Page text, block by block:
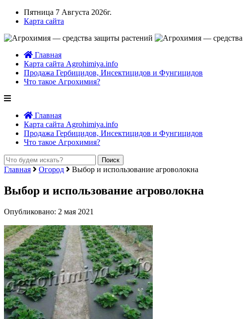
Пятница 7 Августа 2026г.
Карта сайта
Главная
Карта сайта Agrohimiya.info
Продажа Гербицидов, Инсектицидов и Фунгицидов
Что такое Агрохимия?
Главная
Карта сайта Agrohimiya.info
Продажа Гербицидов, Инсектицидов и Фунгицидов
Что такое Агрохимия?
Главная Огород Выбор и использование агроволокна
Выбор и использование агроволокна
Опубликовано: 2 мая 2021